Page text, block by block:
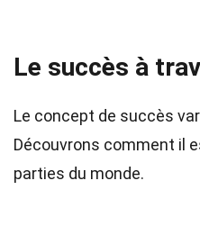
Le succès à
Le concept de succès
Découvrons comment il
parties du monde.